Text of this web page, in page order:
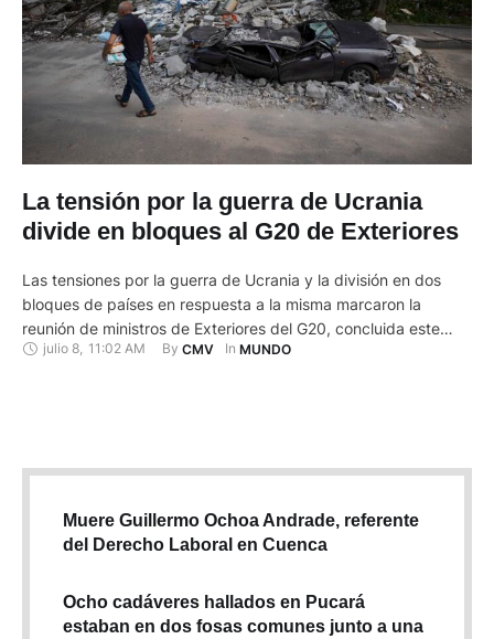
La tensión por la guerra de Ucrania
divide en bloques al G20 de Exteriores
Las tensiones por la guerra de Ucrania y la división en dos
bloques de países en respuesta a la misma marcaron la
reunión de ministros de Exteriores del G20, concluida este
viernes 8 de julio de 2022 en la isla de Bali, en Indonesia, que
julio 8, 11:02 AM By CMV In MUNDO
Muere Guillermo Ochoa Andrade, referente
del Derecho Laboral en Cuenca
Ocho cadáveres hallados en Pucará
estaban en dos fosas comunes junto a una